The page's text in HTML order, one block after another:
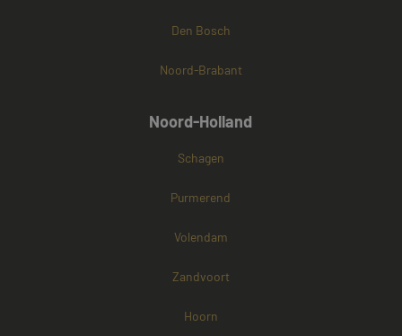
Den Bosch
Noord-Brabant
Noord-Holland
Schagen
Purmerend
Volendam
Zandvoort
Hoorn